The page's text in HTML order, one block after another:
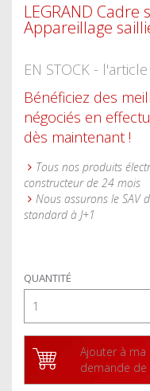
LEGRAND Cadre
Appareillage
EN STOCK -
Bénéficiez des
négociés en
dès maintenant !
Tous nos produits
constructeur de 24 mois
Nous assurons le SAV
standard à J+1
QUANTITÉ
Ajouter à ma
demande de